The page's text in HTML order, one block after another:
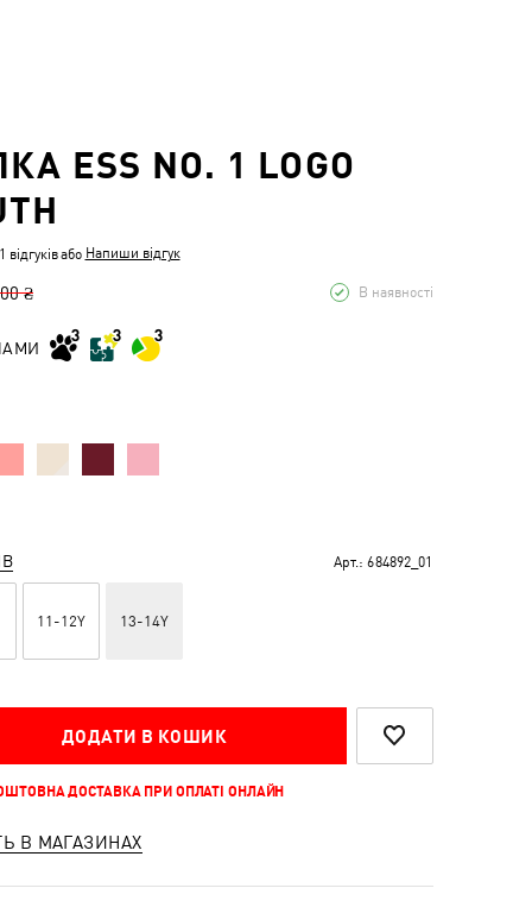
ESS NO. 1 LOGO
або Напиши відгук
₴ В наявності
Арт.: 684892_01
11-12Y 13-14Y
ДОДАТИ В КОШИК
ДОСТАВКА ПРИ ОПЛАТІ ОНЛАЙН
В МАГАЗИНАХ